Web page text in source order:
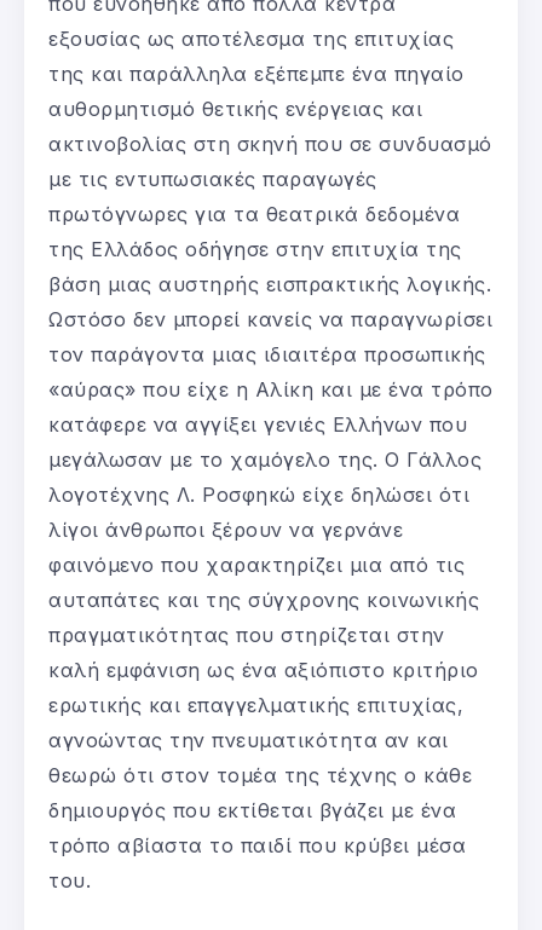
εξουσίας ως αποτέλεσμα της επιτυχίας
της και παράλληλα εξέπεμπε ένα πηγαίο
αυθορμητισμό θετικής ενέργειας και
ακτινοβολίας στη σκηνή που σε συνδυασμό
με τις εντυπωσιακές παραγωγές
πρωτόγνωρες για τα θεατρικά δεδομένα
της Ελλάδος οδήγησε στην επιτυχία της
βάση μιας αυστηρής εισπρακτικής λογικής.
Ωστόσο δεν μπορεί κανείς να παραγνωρίσει
τον παράγοντα μιας ιδιαιτέρα προσωπικής
«αύρας» που είχε η Αλίκη και με ένα τρόπο
κατάφερε να αγγίξει γενιές Ελλήνων που
μεγάλωσαν με το χαμόγελο της. Ο Γάλλος
λογοτέχνης Λ. Ροσφηκώ είχε δηλώσει ότι
λίγοι άνθρωποι ξέρουν να γερνάνε
φαινόμενο που χαρακτηρίζει μια από τις
αυταπάτες και της σύγχρονης κοινωνικής
πραγματικότητας που στηρίζεται στην
καλή εμφάνιση ως ένα αξιόπιστο κριτήριο
ερωτικής και επαγγελματικής επιτυχίας,
αγνοώντας την πνευματικότητα αν και
θεωρώ ότι στον τομέα της τέχνης ο κάθε
δημιουργός που εκτίθεται βγάζει με ένα
τρόπο αβίαστα το παιδί που κρύβει μέσα
του.